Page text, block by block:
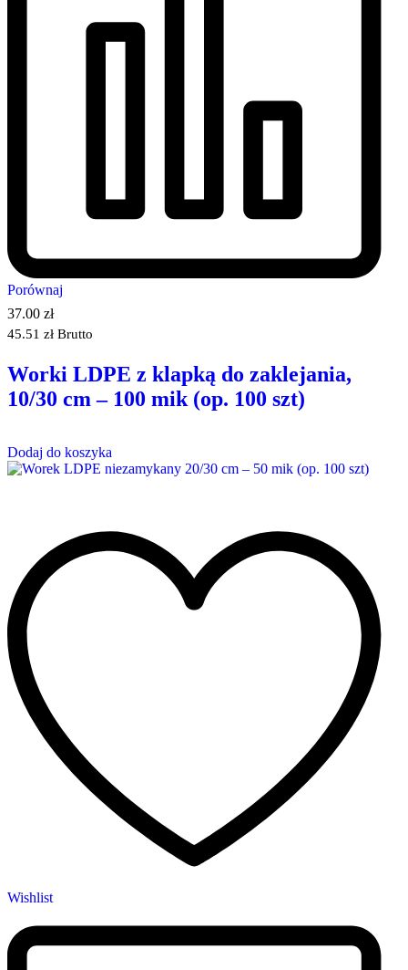
Porównaj
37.00 zł
45.51 zł Brutto
Worki LDPE z klapką do zaklejania,
10/30 cm – 100 mik (op. 100 szt)
Dodaj do koszyka
Wishlist